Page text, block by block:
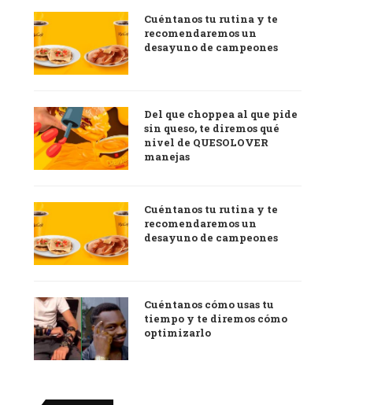
Cuéntanos tu rutina y te
recomendaremos un
desayuno de campeones
Del que choppea al que pide
sin queso, te diremos qué
nivel de QUESOLOVER
manejas
Cuéntanos tu rutina y te
recomendaremos un
desayuno de campeones
Cuéntanos cómo usas tu
tiempo y te diremos cómo
optimizarlo